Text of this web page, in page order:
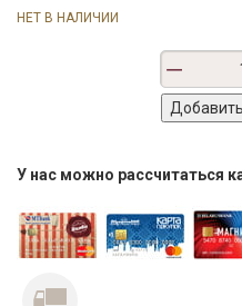
НЕТ В НАЛИЧИИ
У нас можно рассчитаться